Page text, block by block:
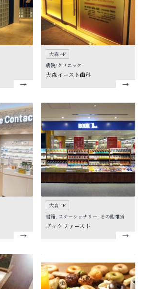
大森 4F
病院/クリニック
大森イースト歯科
大森 4F
書籍, ステーショナリー, その他雑貨
ブックファースト